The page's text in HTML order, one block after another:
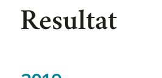
Resultat